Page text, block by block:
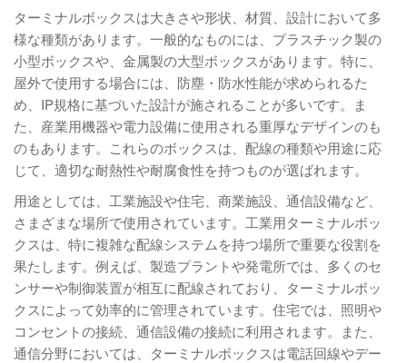
ターミナルボックスは大きさや形状、材質、設計において多
様な種類があります。一般的なものには、プラスチック製の
小型ボックスや、金属製の大型ボックスがあります。特に、
屋外で使用する場合には、防塵・防水性能が求められるた
め、IP規格に基づいた設計が施されることが多いです。ま
た、産業用機器や電力設備に使用される重厚なデザインのも
のもあります。これらのボックスは、配線の種類や用途に応
じて、適切な耐熱性や耐腐食性を持つものが選ばれます。
用途としては、工業施設や住宅、商業施設、通信設備など、
さまざまな場所で使用されています。工業用ターミナルボッ
クスは、特に複雑な配線システムを持つ場所で重要な役割を
果たします。例えば、製造プラントや発電所では、多くのセ
ンサーや制御装置が相互に配線されており、ターミナルボッ
クスによって効率的に管理されています。住宅では、照明や
コンセントの接続、通信設備の接続に利用されます。また、
通信分野においては、ターミナルボックスは電話回線やデー